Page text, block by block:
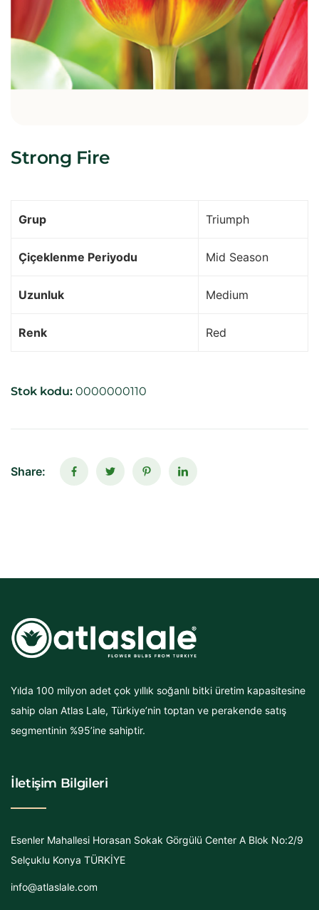
Strong Fire
Grup Triumph
Çiçeklenme Periyodu Mid Season
Uzunluk Medium
Renk Red
Stok kodu: 0000000110
Share:
Yılda 100 milyon adet çok yıllık soğanlı bitki üretim kapasitesine
sahip olan Atlas Lale, Türkiye’nin toptan ve perakende satış
segmentinin %95’ine sahiptir.
İletişim Bilgileri
Esenler Mahallesi Horasan Sokak Görgülü Center A Blok No:2/9
Selçuklu Konya TÜRKİYE
info@atlaslale.com